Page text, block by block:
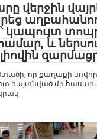
վերջին
կապույտ
և
մտածի, որ քաղաքի
հայտնված մի